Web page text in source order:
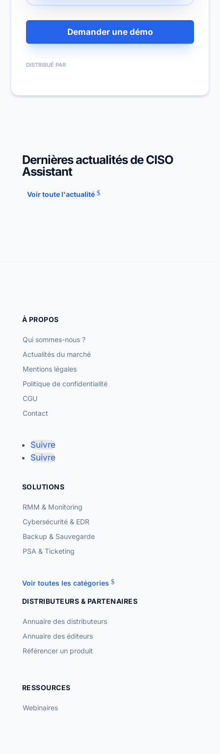
Demander une démo
DISTRIBUÉ PAR
Dernières actualités de CISO
Assistant
Voir toute l'actualité
À PROPOS
Qui sommes-nous ?
Actualités du marché
Mentions légales
Politique de confidentialité
CGU
Contact
Suivre
Suivre
SOLUTIONS
RMM & Monitoring
Cybersécurité & EDR
Backup & Sauvegarde
PSA & Ticketing
Voir toutes les catégories
DISTRIBUTEURS & PARTENAIRES
Annuaire des distributeurs
Annuaire des éditeurs
Référencer un produit
RESSOURCES
Webinaires